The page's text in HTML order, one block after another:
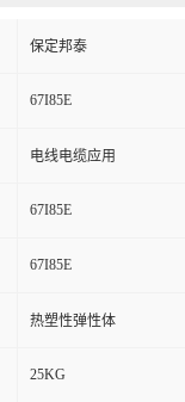
保定邦泰
67I85E
电线电缆应用
67I85E
67I85E
热塑性弹性体
25KG